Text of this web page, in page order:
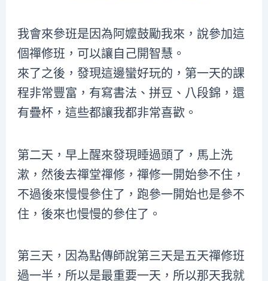
我會來參班是因為阿嬤鼓勵我來，說參加這
個禪修班，可以讓自己開智慧。
來了之後，發現這邊蠻好玩的，第一天的課
程非常豐富，有寫書法、拼豆、八段錦，還
有疊杯，這些都讓我都非常喜歡。
第二天，早上醒來發現睡過頭了，馬上洗
漱，然後去禪堂禪修，禪修一開始參不住，
不過後來慢慢參住了，跑參一開始也是參不
住，後來也慢慢的參住了。
第三天，因為點傳師說第三天是五天禪修班
過一半，所以是最重要一天，所以那天我就